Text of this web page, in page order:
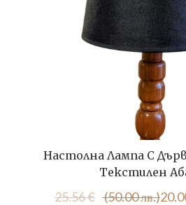
Настолна Лампа С
Текстилен
25.56€ (50.00 лв.)